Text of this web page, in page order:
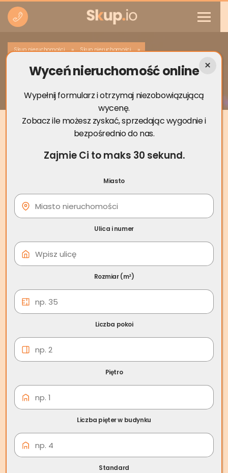
Skup nieruchomości » Skup nieruchomości »
Skup nieruchomości Poddębice
09 czeSkup nieruchomości
Poddębice
Wyceń nieruchomość online
Wypełnij formularz i otrzymaj niezobowiązującą
wycenę.
Zobacz ile możesz zyskać, sprzedając wygodnie i
bezpośrednio do nas.
Zajmie Ci to maks 30 sekund.
Miasto
Ulica i numer
Rozmiar (m²)
Liczba pokoi
Piętro
Liczba pięter w budynku
Standard